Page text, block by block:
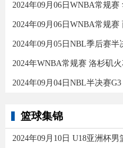
2024年09月06日WNBA常规
2024年WNBA常规赛 洛杉矶
篮球集锦